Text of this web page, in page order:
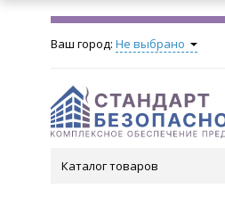
Ваш город: Не выбрано
Каталог товаров